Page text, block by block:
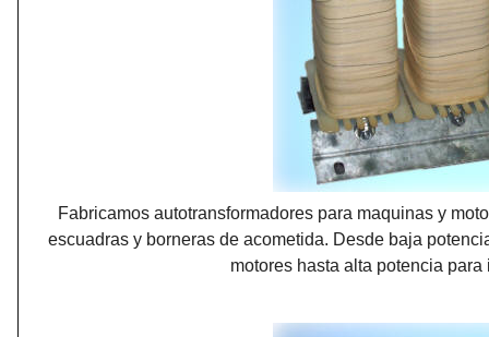
Fabricamos autotransformadores para maquinas y
escuadras y borneras de acometida. Desde baja
motores hasta alta potencia